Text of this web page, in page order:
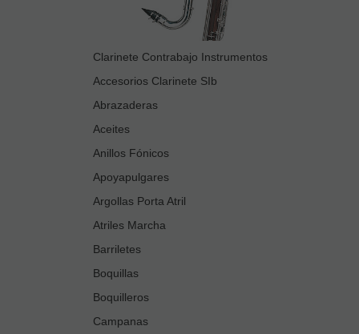
Clarinete Contrabajo Instrumentos
Accesorios Clarinete SIb
Abrazaderas
Aceites
Anillos Fónicos
Apoyapulgares
Argollas Porta Atril
Atriles Marcha
Barriletes
Boquillas
Boquilleros
Campanas